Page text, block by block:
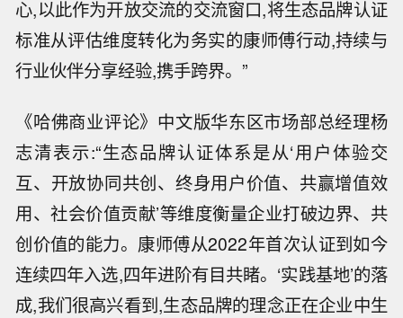
心,以此作为开放交流的交流窗口,将生态品牌认证
标准从评估维度转化为务实的康师傅行动,持续与
行业伙伴分享经验,携手跨界。”
《哈佛商业评论》中文版华东区市场部总经理杨
志清表示:“生态品牌认证体系是从‘用户体验交
互、开放协同共创、终身用户价值、共赢增值效
用、社会价值贡献’等维度衡量企业打破边界、共
创价值的能力。康师傅从2022年首次认证到如今
连续四年入选,四年进阶有目共睹。‘实践基地’的落
成,我们很高兴看到,生态品牌的理念正在企业中生